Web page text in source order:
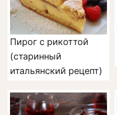
Пирог с рикоттой
(старинный
итальянский рецепт)